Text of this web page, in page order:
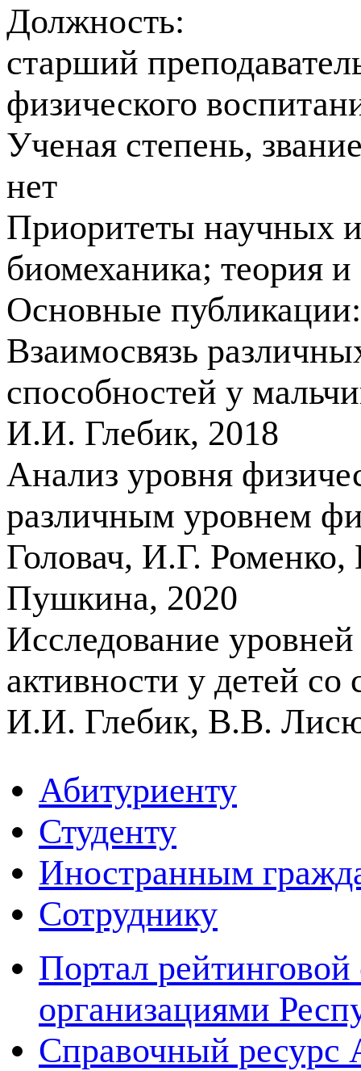
Должность:
старший
физического
Ученая степень,
нет
Приоритеты научных
биомеханика; теория
Основные
Взаимосвязь
способностей у
И.И. Глебик, 2018
Анализ уровня
различным уровнем
Головач, И.Г.
Пушкина, 2020
Исследование
активности у детей
И.И. Глебик, В.В.
Абитуриенту
Студенту
Иностранным
Сотруднику
Портал рейтинговой
организациями
Справочный